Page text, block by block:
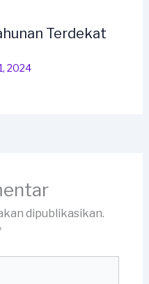
Terdekat
2024
dipublikasikan.